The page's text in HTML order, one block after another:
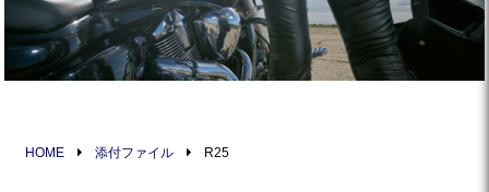
HOME 添付ファイル R25